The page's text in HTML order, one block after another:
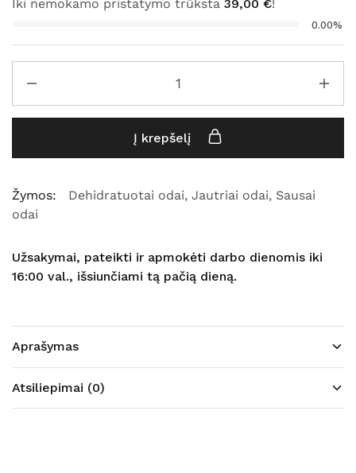
Iki nemokamo pristatymo trūksta 39,00 €!
0.00%
Į krepšelį
Žymos: Dehidratuotai odai, Jautriai odai, Sausai
odai
Užsakymai, pateikti ir apmokėti darbo dienomis iki
16:00 val., išsiunčiami tą pačią dieną.
Aprašymas
Atsiliepimai (0)